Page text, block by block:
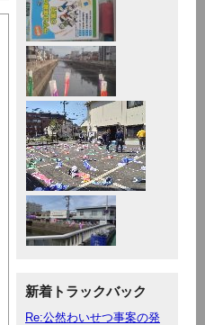
新着トラックバック
Re:公然わいせつ事案の発